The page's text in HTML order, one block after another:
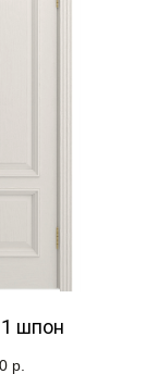
шпон
р.